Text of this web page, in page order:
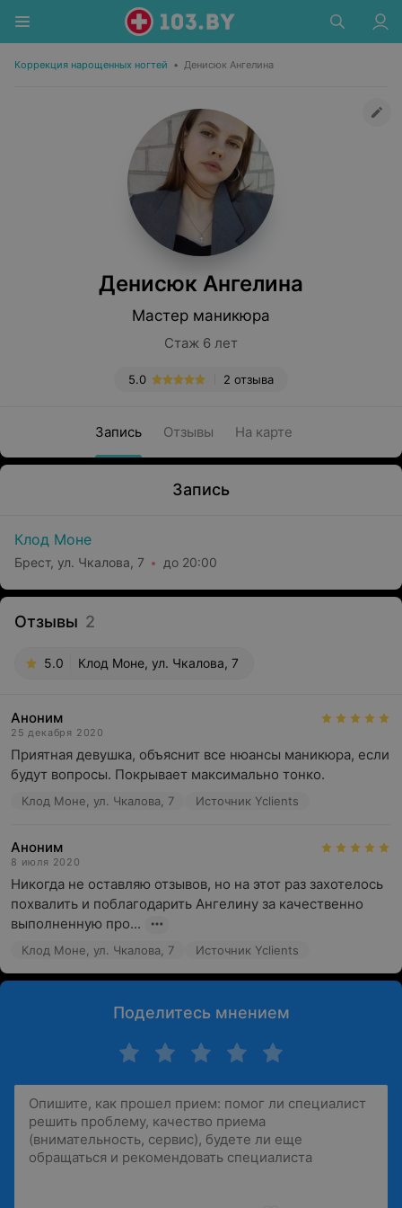
Коррекция нарощенных ногтей • Денисюк Ангелина
Денисюк Ангелина
Мастер маникюра
Стаж 6 лет
2 отзыва
5.0
Запись Отзывы На карте
Запись
Клод Моне
Брест, ул. Чкалова, 7 до 20:00
Отзывы 2
5.0 Клод Моне, ул. Чкалова, 7
Аноним
25 декабря 2020
Приятная девушка, объяснит все нюансы маникюра, если
будут вопросы. Покрывает максимально тонко.
Клод Моне, ул. Чкалова, 7 Источник Yclients
Аноним
8 июля 2020
Никогда не оставляю отзывов, но на этот раз захотелось
похвалить и поблагодарить Ангелину за качественно
выполненную про...
Клод Моне, ул. Чкалова, 7 Источник Yclients
Поделитесь мнением